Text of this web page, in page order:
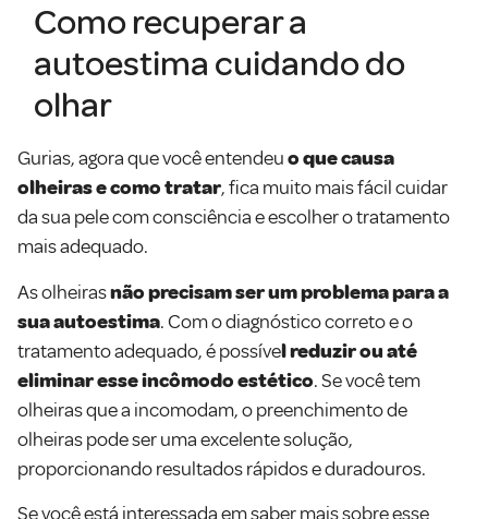
Como recuperar a
autoestima cuidando do
olhar
Gurias, agora que você entendeuo que causa
olheiras e como tratar, fica muito mais fácil cuidar
da sua pele com consciência e escolher o tratamento
mais adequado.
As olheirasnão precisam ser um problema para a
sua autoestima. Com o diagnóstico correto e o
tratamento adequado, é possível reduzir ou até
eliminar esse incômodo estético. Se você tem
olheiras que a incomodam, o preenchimento de
olheiras pode ser uma excelente solução,
proporcionando resultados rápidos e duradouros.
Se você está interessada em saber mais sobre esse